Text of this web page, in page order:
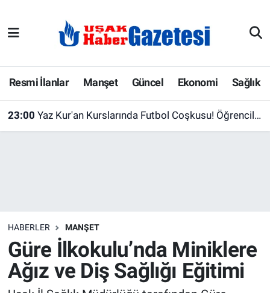
Resmi İlanlar Manşet Güncel Ekonomi Sağlık
23:00 Yaz Kur'an Kurslarında Futbol Coşkusu! Öğrenciler Dostluk İçin Sahaya Çıktı
HABERLER MANŞET
Güre İlkokulu’nda Miniklere
Ağız ve Diş Sağlığı Eğitimi
E-Gazete
Ekonomi
Köşe Yazarları
Kültür Sanat
Uşak Hava Durumu
Uşak Trafik Yoğunluk Haritası